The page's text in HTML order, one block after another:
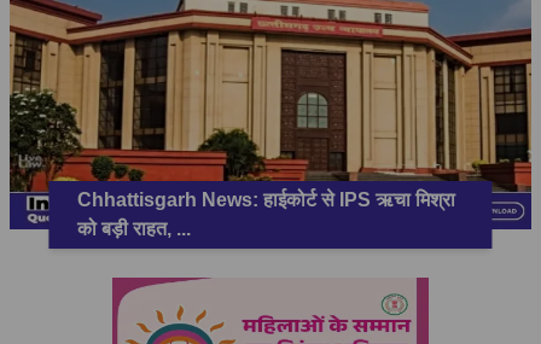
Chhattisgarh News: हाईकोर्ट से IPS ऋचा मिश्रा
को बड़ी राहत, ...